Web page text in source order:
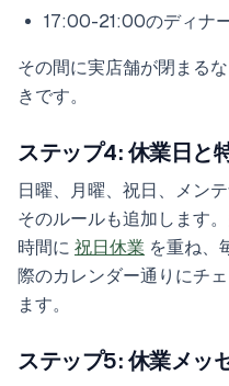
17:00-21:00のディナ
その間に実店舗が閉まる
きです。
ステップ4: 休業日と
日曜、月曜、祝日、メン
そのルールも追加します
時間に 祝日休業 を重ね、
際のカレンダー通りにチ
ます。
ステップ5: 休業メッ